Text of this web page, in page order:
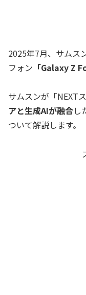
2025年7月、サムス
フォン 「Galaxy Z
サムスンが「NEXT
アと生成AIが融合し
ついて解説します。